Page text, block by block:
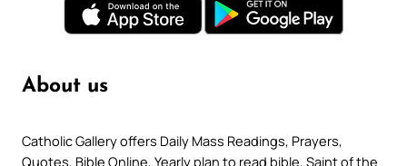
About us
Catholic Gallery offers Daily Mass Readings, Prayers,
Quotes, Bible Online, Yearly plan to read bible, Saint of the